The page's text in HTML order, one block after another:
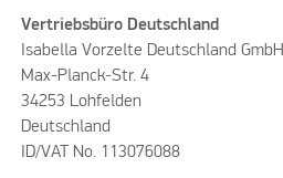
Vertriebsbüro Deutschland
Isabella Vorzelte Deutschland GmbH
Max-Planck-Str. 4
34253 Lohfelden
Deutschland
ID/VAT No. 113076088